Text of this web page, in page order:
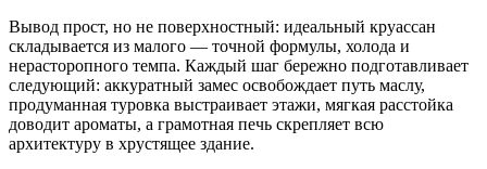
Вывод прост, но не поверхностный: идеальный круассан
складывается из малого — точной формулы, холода и
нерасторопного темпа. Каждый шаг бережно подготавливает
следующий: аккуратный замес освобождает путь маслу,
продуманная туровка выстраивает этажи, мягкая расстойка
доводит ароматы, а грамотная печь скрепляет всю
архитектуру в хрустящее здание.